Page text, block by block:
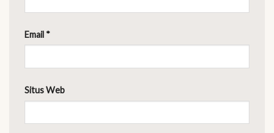
Email *
Situs Web